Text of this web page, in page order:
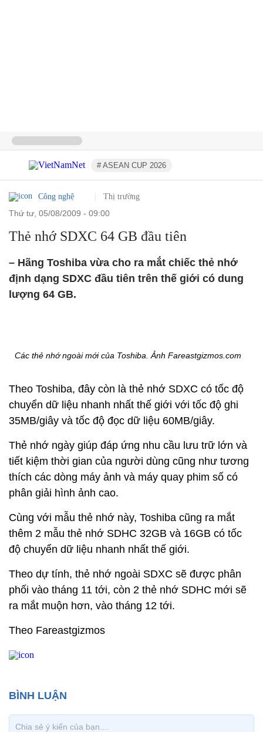
# ASEAN CUP 2026
Công nghệ Thị trường
thứ tư, 05/08/2009 - 09:00
Thẻ nhớ SDXC 64 GB đầu tiên
– Hãng Toshiba vừa cho ra mắt chiếc thẻ nhớ
định dạng SDXC đầu tiên trên thế giới có dung
lượng 64 GB.
Các thẻ nhớ ngoài mới của Toshiba. Ảnh Fareastgizmos.com
Theo Toshiba, đây còn là thẻ nhớ SDXC có tốc độ
chuyển dữ liệu nhanh nhất thế giới với tốc độ ghi
35MB/giây và tốc độ đọc dữ liệu 60MB/giây.
Thẻ nhớ ngày giúp đáp ứng nhu cầu lưu trữ lớn và
tiết kiệm thời gian của người dùng cũng như tương
thích các dòng máy ảnh và máy quay phim số có
phân giải hình ảnh cao.
Cùng với mẫu thẻ nhớ này, Toshiba cũng ra mắt
thêm 2 mẫu thẻ nhớ SDHC 32GB và 16GB có tốc
độ chuyển dữ liệu nhanh nhất thế giới.
Theo dự tính, thẻ nhớ ngoài SDXC sẽ được phân
phối vào tháng 11 tới, còn 2 thẻ nhớ SDHC mới sẽ
ra mắt muộn hơn, vào tháng 12 tới.
Theo Fareastgizmos